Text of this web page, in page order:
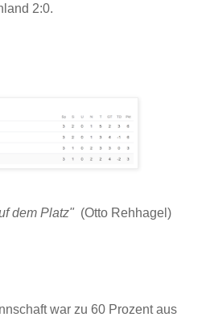
2:0.
dem Platz"(Otto Rehhagel)
war zu 60 Prozent aus